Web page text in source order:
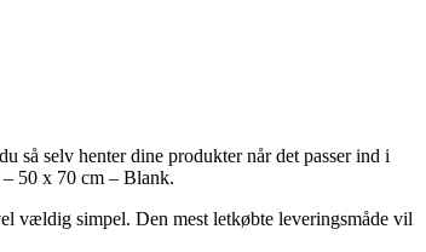
så selv henter dine produkter når det passer ind i
50 x 70 cm – Blank.
vældig simpel. Den mest letkøbte leveringsmåde vil